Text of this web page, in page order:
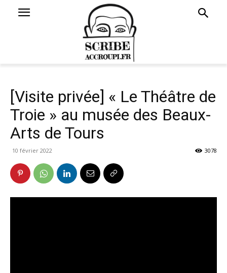
[Visite privée] « Le Théâtre de
Troie » au musée des Beaux-
Arts de Tours
10 février 2022 3078